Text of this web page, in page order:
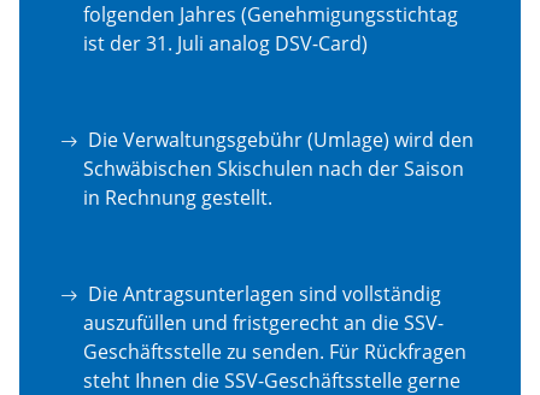
folgenden Jahres (Genehmigungsstichtag
ist der 31. Juli analog DSV-Card)
Die Verwaltungsgebühr (Umlage) wird den
Schwäbischen Skischulen nach der Saison
in Rechnung gestellt.
Die Antragsunterlagen sind vollständig
auszufüllen und fristgerecht an die SSV-
Geschäftsstelle zu senden. Für Rückfragen
steht Ihnen die SSV-Geschäftsstelle gerne